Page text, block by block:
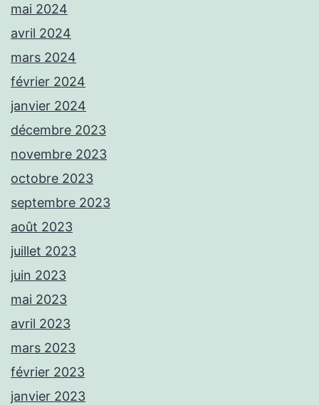
mai 2024
avril 2024
mars 2024
février 2024
janvier 2024
décembre 2023
novembre 2023
octobre 2023
septembre 2023
août 2023
juillet 2023
juin 2023
mai 2023
avril 2023
mars 2023
février 2023
janvier 2023